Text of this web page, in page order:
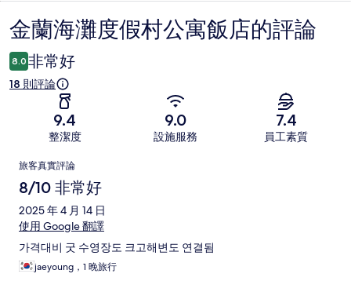
評
論
金蘭海灘度假村公寓飯店的評論
8.0 非常好
18 則評論
9.4
整潔度
9.0
設施服務
7.4
員工素質
評
論
旅客真實評論
8/10 非常好
2025 年 4 月 14 日
使用 Google 翻譯
가격대비 굿 수영장도 크고해변도 연결됨
jaeyoung，1 晚旅行